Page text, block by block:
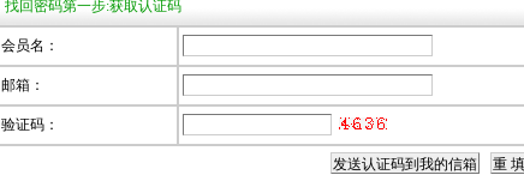
找回密码第一步:获取认证码
会员名：
邮箱：
验证码：